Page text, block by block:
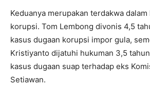
Keduanya merupakan terdakwa dalam
korupsi. Tom Lembong divonis 4,5
kasus dugaan korupsi impor gula,
Kristiyanto dijatuhi hukuman 3,5
kasus dugaan suap terhadap eks
Setiawan.